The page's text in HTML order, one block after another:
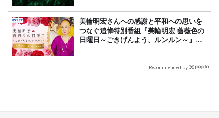
美輪明宏さんへの感謝と平和への思いを
つなぐ追悼特別番組『美輪明宏 薔薇色の
日曜日～ごきげんよう、ルンルン～』
Recommended by